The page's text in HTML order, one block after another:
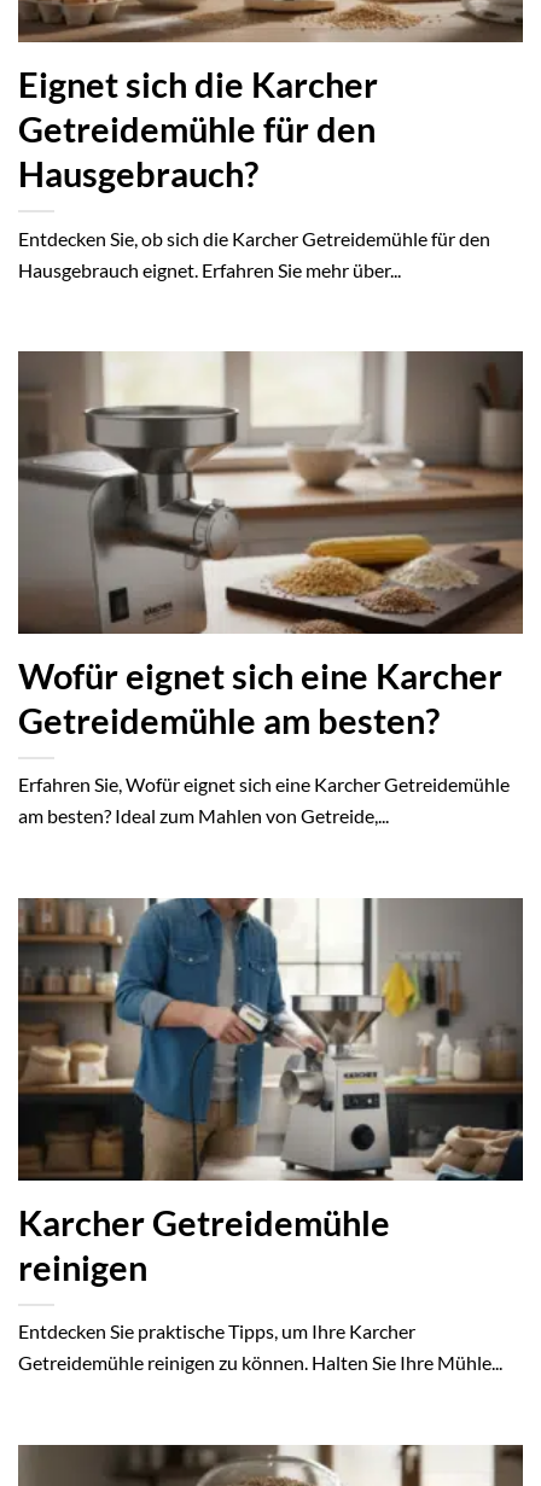
Eignet sich die Karcher
Getreidemühle für den
Hausgebrauch?
Entdecken Sie, ob sich die Karcher Getreidemühle für den
Hausgebrauch eignet. Erfahren Sie mehr über...
Wofür eignet sich eine Karcher
Getreidemühle am besten?
Erfahren Sie, Wofür eignet sich eine Karcher Getreidemühle
am besten? Ideal zum Mahlen von Getreide,...
Karcher Getreidemühle
reinigen
Entdecken Sie praktische Tipps, um Ihre Karcher
Getreidemühle reinigen zu können. Halten Sie Ihre Mühle...